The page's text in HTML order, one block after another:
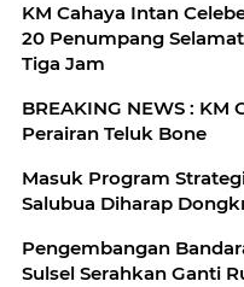
KM Cahaya Intan
20 Penumpang
Tiga Jam
BREAKING NEWS :
Perairan Teluk Bone
Masuk Program
Salubua Diharap
Pengembangan
Sulsel Serahkan Ganti